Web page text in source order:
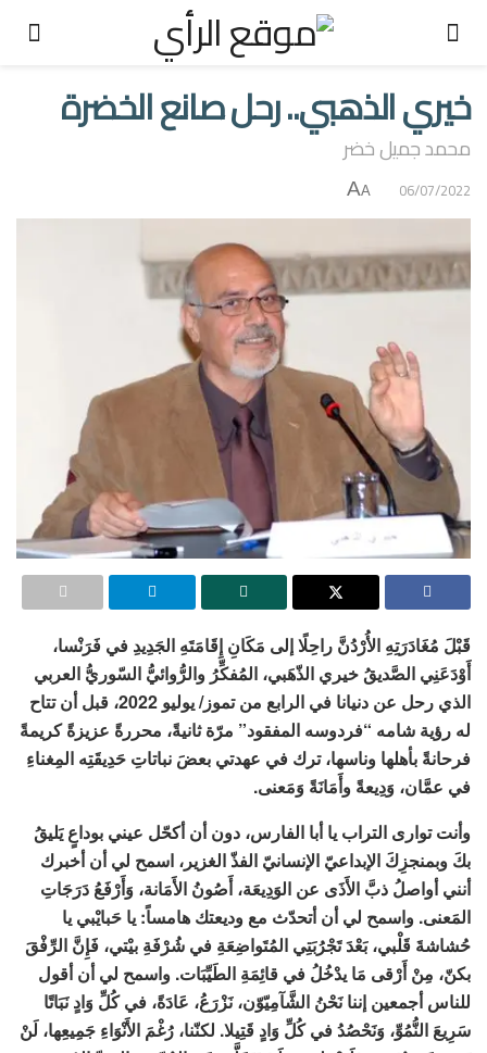
خيري الذهبي.. رحل صانع الخضرة
محمد جميل خضر
06/07/2022
A
A
قَبْلَ مُغَادَرَتِهِ الأُرْدُنَّ راحِلًا إلى مَكَانِ إِقَامَتَهِ الجَدِيدِ في فَرَنْسا،
أَوْدَعَنِي الصَّديقُ خيري الذّهَبي، المُفكِّرُ والرُّوائيُّ السّوريُّ العربي
الذي رحل عن دنيانا في الرابع من تموز/ يوليو 2022، قبل أن تتاح
له رؤية شامه “فردوسه المفقود” مرّة ثانيةً، محررةً عزيزةً كريمةً
فرحانةً بأهلها وناسها، ترك في عهدتي بعضَ نباتاتِ حَدِيقَتِه المِغناءِ
في عمَّان، وَدِيعةً وأَمَانَةً وَمَعنى.
وأنت توارى التراب يا أبا الفارس، دون أن أكحّل عيني بوداعٍ يَليقُ
بكَ وبمنجزِكَ الإبداعيّ الإنسانيّ الفذّ الغزير، اسمح لي أن أخبرك
أنني أواصلُ ذبَّ الأَذَى عن الوَدِيعَة، أَصُونُ الأَمَانة، وَأَرْفَعُ دَرَجَاتِ
المَعنى. واسمح لي أن أتحدّث مع وديعتك هامساً: يا حَبايْبي يا
حُشاشةَ قَلْبي، بَعْدَ تَجْرُبَتِي المُتَواضِعَةِ في شُرْفَةِ بيْتي، فَإِنَّ الرِّفْقَ
بكنّ، مِنْ أَرْقى مَا يدْخُلُ في قائِمَةِ الطَيِّبَات. واسمح لي أن أقول
للناس أجمعين إننا نَحْنُ الشَّآمِيّوّن، نَزْرَعُ، عَادَةً، في كُلِّ وَادٍ نَبَاتًا
سَرِيعَ النُّمُوِّ، وَنَحْصُدُ في كُلِّ وَادٍ قَتِيلا. لكنّنا، رُغْمَ الأَنْوَاءِ جَمِيعِها، لَنْ